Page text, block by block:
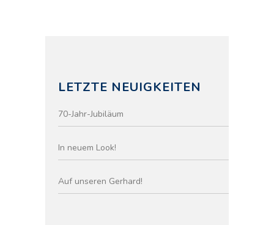
LETZTE NEUIGKEITEN
70-Jahr-Jubiläum
In neuem Look!
Auf unseren Gerhard!